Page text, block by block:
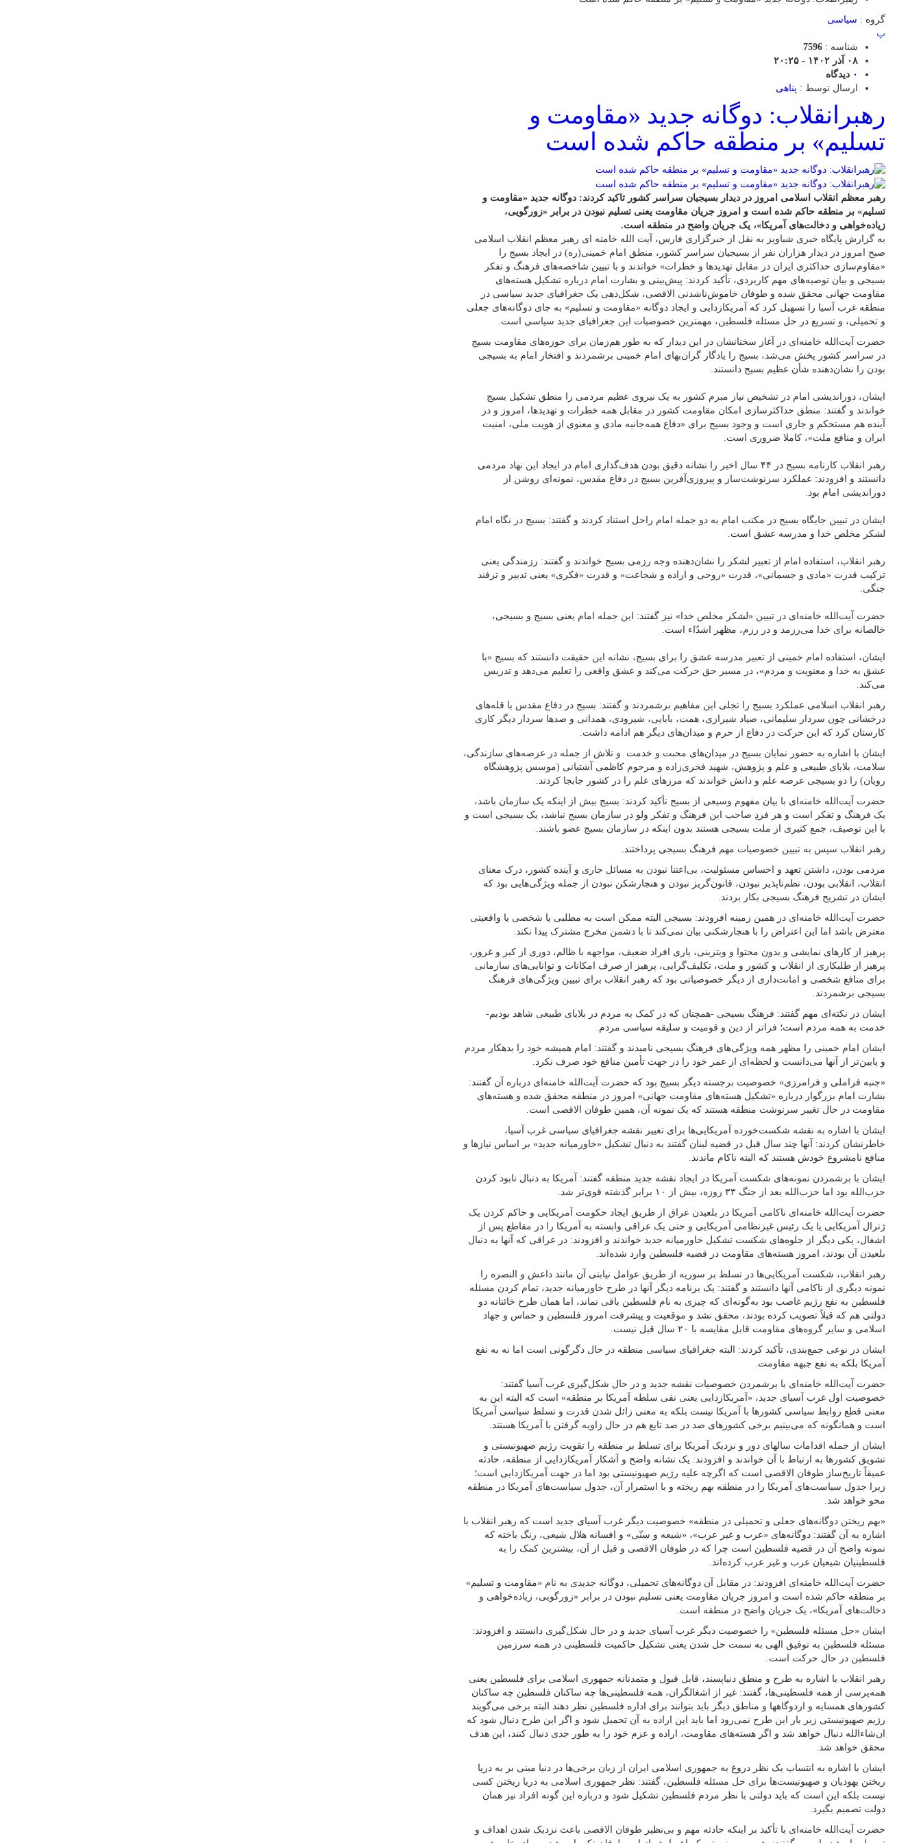
گروه : سیاسی
پ
شناسه : 7596
۰۸ آذر ۱۴۰۲ - ۲۰:۲۵
۰ دیدگاه
ارسال توسط : پناهی
رهبرانقلاب: دوگانه جدید «مقاومت و
تسلیم» بر منطقه حاکم شده است
رهبر معظم انقلاب اسلامی امروز در دیدار بسیجیان سراسر کشور تاکید کردند: دوگانه جدید «مقاومت و
تسلیم» بر منطقه حاکم شده است و امروز جریان مقاومت یعنی تسلیم نبودن در برابر «زورگویی،
زیاده‌خواهی و دخالت‌های آمریکا»، یک جریان واضح در منطقه است.
به گزارش پایگاه خبری شباویز به نقل از خبرگزاری فارس، آیت الله خامنه ای رهبر معظم انقلاب اسلامی
صبح امروز در دیدار هزاران نفر از بسیجیان سراسر کشور، منطق امام خمینی(ره) در ایجاد بسیج را
«مقاوم‌سازی حداکثری ایران در مقابل تهدید‌ها و خطرات» خواندند و با تبیین شاخصه‌های فرهنگ و تفکر
بسیجی و بیان توصیه‌های مهم کاربردی، تأکید کردند: پیش‌بینی و بشارت امام درباره تشکیل هسته‌های
مقاومت جهانی محقق شده و طوفان خاموش‌ناشدنی الاقصی، شکل‌دهی یک جغرافیای جدید سیاسی در
منطقه غرب آسیا را تسهیل کرد که آمریکازدایی و ایجاد دوگانه «مقاومت و تسلیم» به جای دوگانه‌های جعلی
و تحمیلی، و تسریع در حل مسئله‌ فلسطین، مهمترین خصوصیات این جغرافیای جدید سیاسی است.
حضرت آیت‌الله خامنه‌ای در آغاز سخنانشان در این دیدار که به طور هم‌زمان برای حوزه‌های مقاومت بسیج
در سراسر کشور پخش می‌شد، بسیج را یادگار گران‌بهای امام خمینی برشمردند و افتخار امام به بسیجی
بودن را نشان‌دهنده شأن عظیم بسیج دانستند.
ایشان، دوراندیشی امام در تشخیص نیاز مبرم کشور به یک نیروی عظیم مردمی را منطق تشکیل بسیج
خواندند و گفتند: منطق حداکثرسازی امکان مقاومت کشور در مقابل همه خطرات و تهدیدها، امروز و در
آینده هم مستحکم و جاری است و وجود بسیج برای «دفاع همه‌جانبه مادی و معنوی از هویت ملی، امنیت
ایران و منافع ملت»، کاملا ضروری است.
رهبر انقلاب کارنامه بسیج در ۴۴ سال اخیر را نشانه دقیق بودن هدف‌گذاری امام در ایجاد این نهاد مردمی
دانستند و افزودند: عملکرد سرنوشت‌ساز و پیروزی‌آفرین بسیج در دفاع مقدس، نمونه‌ای روشن از
دوراندیشی امام بود.
ایشان در تبیین جایگاه بسیج در مکتب امام به دو جمله امام راحل استناد کردند و گفتند: بسیج در نگاه امام
لشکر مخلص خدا و مدرسه عشق است.
رهبر انقلاب، استفاده امام از تعبیر لشکر را نشان‌دهنده وجه رزمی بسیج خواندند و گفتند: رزمندگی یعنی
ترکیب قدرت «مادی و جسمانی»، قدرت «روحی و اراده و شجاعت» و قدرت «فکری» یعنی تدبیر و ترفند
جنگی.
حضرت آیت‌الله خامنه‌ای در تبیین «لشکر مخلص خدا» نیز گفتند: این جمله امام یعنی بسیج و بسیجی،
خالصانه برای خدا می‌رزمد و در رزم، مظهر اشدّاء است.
ایشان، استفاده امام خمینی از تعبیر مدرسه عشق را برای بسیج، نشانه این حقیقت دانستند که بسیج «با
عشق به خدا و معنویت و مردم»، در مسیر حق حرکت می‌کند و عشق واقعی را تعلیم می‌دهد و تدریس
می‌کند.
رهبر انقلاب اسلامی عملکرد بسیج را تجلی این مفاهیم برشمردند و گفتند: بسیج در دفاع مقدس با قله‌های
درخشانی چون سردار سلیمانی، صیاد شیرازی، همت، بابایی، شیرودی، همدانی و صدها سردار دیگر کاری
کارستان کرد که این حرکت در دفاع از حرم و میدان‌های دیگر هم ادامه داشت.
ایشان با اشاره به حضور نمایان بسیج در میدان‌های محبت و خدمت و تلاش از جمله در عرصه‌های سازندگی،
سلامت، بلایای طبیعی و علم و پژوهش، شهید فخری‌زاده و مرحوم کاظمی آشتیانی (موسس پژوهشگاه
رویان) را دو بسیجی عرصه علم و دانش خواندند که مرزهای علم را در کشور جابجا کردند.
حضرت آیت‌الله خامنه‌ای با بیان مفهوم وسیعی از بسیج تأکید کردند: بسیج بیش از اینکه یک سازمان باشد،
یک فرهنگ و تفکر است و هر فردِ صاحب این فرهنگ و تفکر ولو در سازمان بسیج نباشد،‌ یک بسیجی است و
با این توصیف، جمع کثیری از ملت بسیجی هستند بدون اینکه در سازمان بسیج عضو باشند.
رهبر انقلاب سپس به تبیین خصوصیات مهم فرهنگ بسیجی پرداختند.
مردمی بودن، داشتن تعهد و احساس مسئولیت، بی‌اعتنا نبودن به مسائل جاری و آینده کشور، درک معنای
انقلاب، انقلابی بودن، نظم‌ناپذیر نبودن، قانون‌گریز نبودن و هنجارشکن نبودن از جمله ویژگی‌هایی بود که
ایشان در تشریح فرهنگ بسیجی بکار بردند.
حضرت آیت‌الله خامنه‌ای در همین زمینه افزودند: بسیجی البته ممکن است به مطلبی یا شخصی یا واقعیتی
معترض باشد اما این اعتراض را با هنجارشکنی بیان نمی‌کند تا با دشمن مخرج مشترک پیدا نکند.
پرهیز از کارهای نمایشی و بدون محتوا و ویترینی، یاری افراد ضعیف، مواجهه با ظالم، دوری از کبر و غرور،
پرهیز از طلبکاری از انقلاب و کشور و ملت، تکلیف‌گرایی، پرهیز از صرف امکانات و توانایی‌های سازمانی
برای منافع شخصی و امانت‌‌داری از دیگر خصوصیاتی بود که رهبر انقلاب برای تبیین ویژگی‌های فرهنگ
بسیجی برشمردند.
ایشان در نکته‌ای مهم گفتند: فرهنگ بسیجی -همچنان که در کمک به مردم در بلایای طبیعی شاهد بودیم-
خدمت به همه مردم است؛ فراتر از دین و قومیت و سلیقه سیاسی مردم.
ایشان امام خمینی را مظهر همه ویژگی‌های فرهنگ بسیجی نامیدند و گفتند: امام همیشه خود را بدهکار مردم
و پایین‌تر از آنها می‌دانست و لحظه‌ای از عمر خود را در جهت تأمین منافع خود صرف نکرد.
«جنبه فراملی و فرامرزی» خصوصیت برجسته دیگر بسیج بود که حضرت آیت‌الله خامنه‌ای درباره آن گفتند:
بشارت امام بزرگوار درباره «تشکیل هسته‌های مقاومت جهانی» امروز در منطقه محقق شده و هسته‌های
مقاومت در حال تغییر سرنوشت منطقه هستند که یک نمونه آن، همین طوفان الاقصی است.
ایشان با اشاره به نقشه شکست‌خورده آمریکایی‌ها برای تغییر نقشه جغرافیای سیاسی غرب آسیا،
خاطرنشان کردند: آنها چند سال قبل در قضیه لبنان گفتند به دنبال تشکیل «خاورمیانه جدید» بر اساس نیازها و
منافع نامشروع خودش هستند که البته ناکام ماندند.
ایشان با برشمردن نمونه‌های شکست آمریکا در ایجاد نقشه جدید منطقه گفتند: آمریکا به دنبال نابود کردن
حزب‌الله بود اما حزب‌الله بعد از جنگ ۳۳ روزه، بیش از ۱۰ برابر گذشته قوی‌تر شد.
حضرت آیت‌الله خامنه‌ای ناکامی آمریکا در بلعیدن عراق از طریق ایجاد حکومت آمریکایی و حاکم کردن یک
ژنرال آمریکایی یا یک رئیس غیرنظامی آمریکایی و حتی یک عراقی وابسته به آمریکا را در مقاطع پس از
اشغال، یکی دیگر از جلوه‌های شکست تشکیل خاورمیانه جدید خواندند و افزودند: در عراقی که آنها به دنبال
بلعیدن آن بودند، امروز هسته‌های مقاومت در قضیه فلسطین وارد شده‌اند.
رهبر انقلاب، شکست آمریکایی‌ها در تسلط بر سوریه از طریق عوامل نیابتی آن مانند داعش و النصره را
نمونه دیگری از ناکامی آنها دانستند و گفتند: یک برنامه دیگر آنها در طرح خاورمیانه جدید، تمام کردن مسئله
فلسطین به نفع رژیم غاصب بود به‌گونه‌ای که چیزی به نام فلسطین باقی نماند، اما همان طرح خائنانه دو
دولتی هم که قبلاً تصویب کرده بودند، محقق نشد و موقعیت و پیشرفت امروز فلسطین و حماس و جهاد
اسلامی و سایر گروه‌های مقاومت قابل مقایسه با ۲۰ سال قبل نیست.
ایشان در نوعی جمع‌بندی، تأکید کردند: البته جغرافیای سیاسی منطقه در حال دگرگونی است اما نه به نفع
آمریکا بلکه به نفع جبهه مقاومت.
حضرت آیت‌الله خامنه‌ای با برشمردن خصوصیات نقشه جدید و در حال شکل‌گیری غرب آسیا گفتند:
خصوصیت اول غرب آسیای جدید، «آمریکازدایی یعنی نفی سلطه آمریکا بر منطقه» است که البته این به
معنی قطع روابط سیاسی کشورها با آمریکا نیست بلکه به معنی زائل شدن قدرت و تسلط سیاسی آمریکا
است و همانگونه که می‌بینیم برخی کشورهای صد در صد تابع هم در حال زاویه گرفتن با آمریکا هستند.
ایشان از جمله اقدامات سالهای دور و نزدیک آمریکا برای تسلط بر منطقه را تقویت رژیم صهیونیستی و
تشویق کشورها به ارتباط با آن خواندند و افزودند: یک نشانه واضح و آشکار آمریکازدایی از منطقه، حادثه
عمیقاً تاریخ‌ساز طوفان الاقصی است که اگرچه علیه رژیم صهیونیستی بود اما در جهت آمریکازدایی است؛
زیرا جدول سیاست‌های آمریکا را در منطقه بهم ریخته و با استمرار آن، جدول سیاست‌های آمریکا در منطقه
محو خواهد شد.
«بهم ریختن دوگانه‌های جعلی و تحمیلی در منطقه» خصوصیت دیگر غرب آسیای جدید است که رهبر انقلاب با
اشاره به آن گفتند: دوگانه‌های «عرب و غیر عرب»، «شیعه و سنّی» و افسانه هلال شیعی، رنگ باخته که
نمونه واضح آن در قضیه فلسطین است چرا که در طوفان الاقصی و قبل از آن، بیشترین کمک را به
فلسطینیان شیعیان عرب و غیر عرب کرده‌اند.
حضرت آیت‌الله خامنه‌ای افزودند: در مقابل آن دوگانه‌های تحمیلی، دوگانه جدیدی به نام «مقاومت و تسلیم»
بر منطقه حاکم شده است و امروز جریان مقاومت یعنی تسلیم نبودن در برابر «زورگویی، زیاده‌خواهی و
دخالت‌های آمریکا»، یک جریان واضح در منطقه است.
ایشان «حل مسئله فلسطین» را خصوصیت دیگر غرب آسیای جدید و در حال شکل‌گیری دانستند و افزودند:
مسئله فلسطین به توفیق الهی به سمت حل شدن یعنی تشکیل حاکمیت فلسطینی در همه سرزمین
فلسطین در حال حرکت است.
رهبر انقلاب با اشاره به طرح و منطق دنیاپسند، قابل قبول و متمدنانه جمهوری اسلامی برای فلسطین یعنی
همه‌پرسی از همه فلسطینی‌ها، گفتند: غیر از اشغالگران، همه فلسطینی‌ها چه ساکنان فلسطین چه ساکنان
کشورهای همسایه و اردوگاهها و مناطق دیگر باید بتوانند برای اداره فلسطین نظر دهند البته برخی می‌گویند
رژیم صهیونیستی زیر بار این طرح نمی‌رود اما باید این اراده به آن تحمیل شود و اگر این طرح دنبال شود که
ان‌شاءالله دنبال خواهد شد و اگر هسته‌های مقاومت، اراده و عزم خود را به طور جدی دنبال کنند، این هدف
محقق خواهد شد.
ایشان با اشاره به انتساب یک نظر دروغ به جمهوری اسلامی ایران از زبان برخی‌ها در دنیا مبنی بر به دریا
ریختن یهودیان و صهیونیست‌ها برای حل مسئله فلسطین، گفتند: نظر جمهوری اسلامی به دریا ریختن کسی
نیست بلکه این است که باید دولتی با نظر مردم فلسطین تشکیل شود و درباره این گونه افراد نیز همان
دولت تصمیم بگیرد.
حضرت آیت‌الله خامنه‌ای با تأکید بر اینکه حادثه مهم و بی‌نظیر طوفان الاقصی باعث نزدیک شدن اهداف و